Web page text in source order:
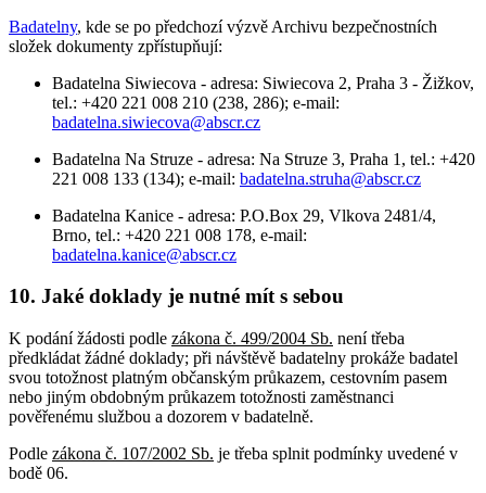
Badatelny, kde se po předchozí výzvě Archivu bezpečnostních
složek dokumenty zpřístupňují:
Badatelna Siwiecova - adresa: Siwiecova 2, Praha 3 - Žižkov,
tel.: +420 221 008 210 (238, 286); e-mail:
badatelna.siwiecova@abscr.cz
Badatelna Na Struze - adresa: Na Struze 3, Praha 1, tel.: +420
221 008 133 (134); e-mail: badatelna.struha@abscr.cz
Badatelna Kanice - adresa: P.O.Box 29, Vlkova 2481/4,
Brno, tel.: +420 221 008 178, e-mail:
badatelna.kanice@abscr.cz
10. Jaké doklady je nutné mít s sebou
K podání žádosti podle zákona č. 499/2004 Sb. není třeba
předkládat žádné doklady; při návštěvě badatelny prokáže badatel
svou totožnost platným občanským průkazem, cestovním pasem
nebo jiným obdobným průkazem totožnosti zaměstnanci
pověřenému službou a dozorem v badatelně.
Podle zákona č. 107/2002 Sb. je třeba splnit podmínky uvedené v
bodě 06.